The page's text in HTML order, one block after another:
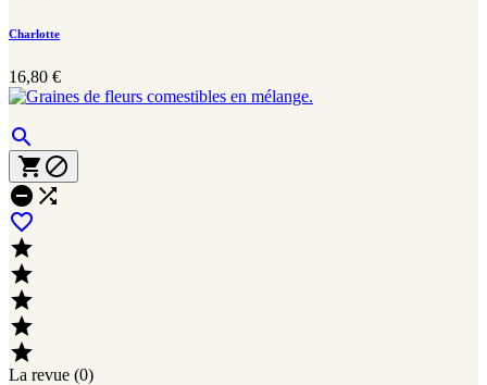
Charlotte
16,80 €

 
 






La revue (0)